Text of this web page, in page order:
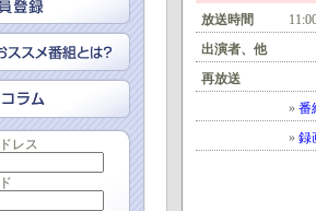
レス
放送時間
出演者、他
再放送
» 番
» 録